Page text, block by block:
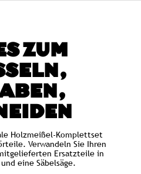
ZUM
S
S
Holzmeißel-Komplettset
Verwandeln Sie Ihren
Ersatzteile in
eine Säbelsäge.